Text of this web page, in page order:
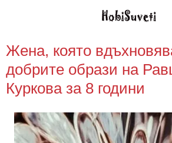
Жена, която
добрите образи на
Куркова за 8 години